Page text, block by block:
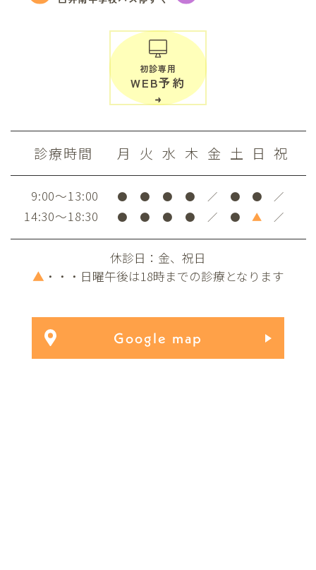
初診専用
WEB予約
診療時間 月 火 水 木 金 土 日 祝
9:00～13:00 ● ● ● ● ／ ● ● ／
14:30～18:30 ● ● ● ● ／ ● ▲ ／
休診日：金、祝日
▲ ・・・日曜午後は18時までの診療となります
Google map